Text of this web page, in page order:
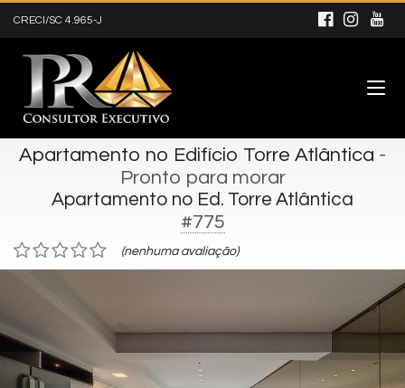
CRECI/SC 4.965-J
Apartamento no Edifício Torre Atlântica -
Pronto para morar
Apartamento no Ed. Torre Atlântica
#775
(nenhuma avaliação)